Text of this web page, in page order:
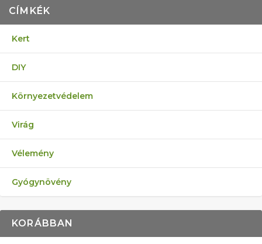
CÍMKÉK
Kert
DIY
Környezetvédelem
Virág
Vélemény
Gyógynövény
KORÁBBAN